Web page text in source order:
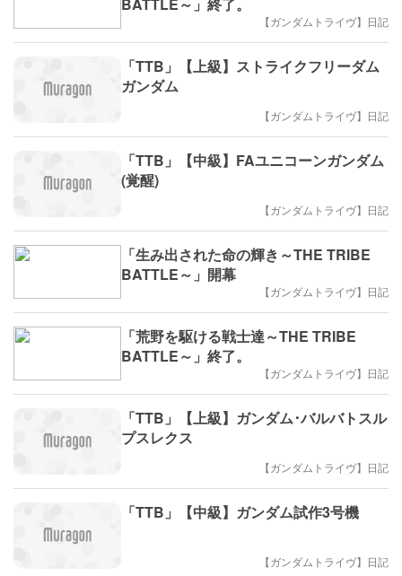
【ガンダムトライヴ】日記
「TTB」【上級】ストライクフリーダム
ガンダム
【ガンダムトライヴ】日記
「TTB」【中級】FAユニコーンガンダム
(覚醒)
【ガンダムトライヴ】日記
「生み出された命の輝き～THE TRIBE
BATTLE～」開幕
【ガンダムトライヴ】日記
「荒野を駆ける戦士達～THE TRIBE
BATTLE～」終了。
【ガンダムトライヴ】日記
「TTB」【上級】ガンダム･バルバトスル
プスレクス
【ガンダムトライヴ】日記
「TTB」【中級】ガンダム試作3号機
【ガンダムトライヴ】日記